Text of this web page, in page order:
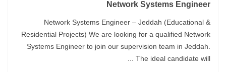
Network Systems Engineer
Network Systems Engineer – Jeddah (Educational &
Residential Projects) We are looking for a qualified Network
Systems Engineer to join our supervision team in Jeddah.
The ideal candidate will ...